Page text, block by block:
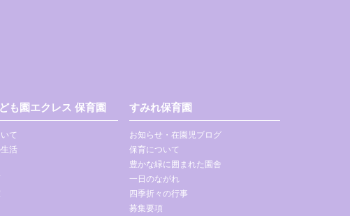
も園エクレス 保育園
て
活
すみれ保育園
お知らせ・在園児ブログ
保育について
豊かな緑に囲まれた園舎
一日のながれ
四季折々の行事
募集要項